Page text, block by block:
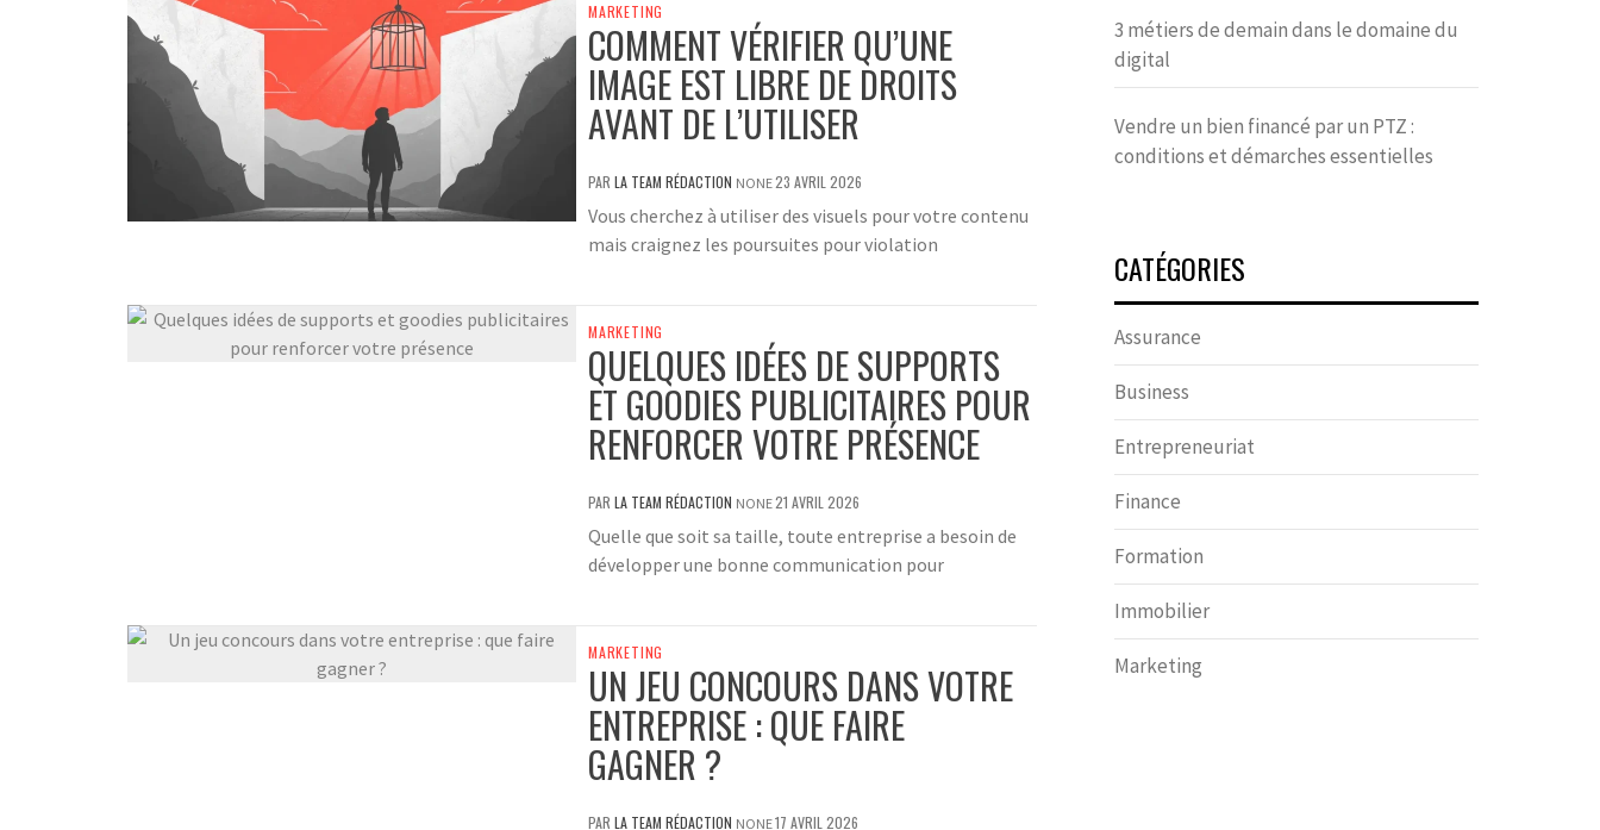
MARKETING
COMMENT VÉRIFIER QU’UNE
IMAGE EST LIBRE DE DROITS
AVANT DE L’UTILISER
PAR LA TEAM RÉDACTION NONE23 AVRIL 2026
Vous cherchez à utiliser des visuels pour votre contenu
mais craignez les poursuites pour violation
MARKETING
QUELQUES IDÉES DE SUPPORTS
ET GOODIES PUBLICITAIRES POUR
RENFORCER VOTRE PRÉSENCE
PAR LA TEAM RÉDACTION NONE21 AVRIL 2026
Quelle que soit sa taille, toute entreprise a besoin de
développer une bonne communication pour
MARKETING
UN JEU CONCOURS DANS VOTRE
ENTREPRISE : QUE FAIRE
GAGNER ?
PAR LA TEAM RÉDACTION NONE17 AVRIL 2026
3 métiers de demain dans le domaine du
digital
Vendre un bien financé par un PTZ :
conditions et démarches essentielles
CATÉGORIES
Assurance
Business
Entrepreneuriat
Finance
Formation
Immobilier
Marketing